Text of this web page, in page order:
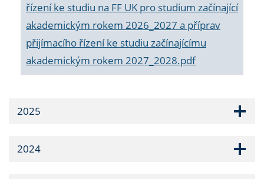
řízení ke studiu na FF UK pro studium začínající
akademickým rokem 2026_2027 a příprav
přijímacího řízení ke studiu začínajícímu
akademickým rokem 2027_2028.pdf
2025
2024